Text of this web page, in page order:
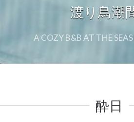
渡り鳥潮
A COZY B&B AT THE
渡り鳥潮
A COZY B&B AT THE
酔日